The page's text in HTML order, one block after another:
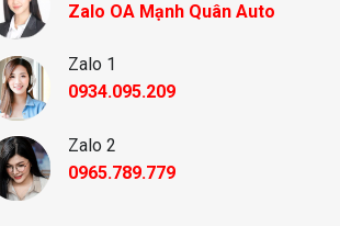
Zalo OA Mạnh Quân Auto
Zalo 1
0934.095.209
Zalo 2
0965.789.779